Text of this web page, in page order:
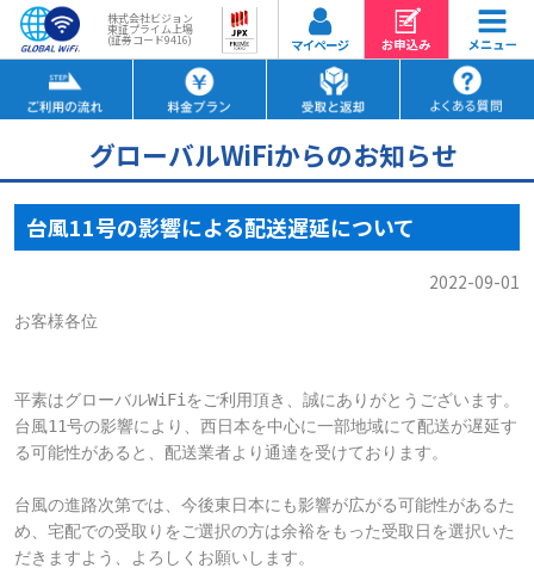
株式会社ビジョン
東証プライム上場
(証券コード9416)
グローバルWiFiからのお知らせ
台風11号の影響による配送遅延について
2022-09-01
お客様各位
平素はグローバルWiFiをご利用頂き、誠にありがとうございます。
台風11号の影響により、西日本を中心に一部地域にて配送が遅延す
る可能性があると、配送業者より通達を受けております。
台風の進路次第では、今後東日本にも影響が広がる可能性があるた
め、宅配での受取りをご選択の方は余裕をもった受取日を選択いた
だきますよう、よろしくお願いします。